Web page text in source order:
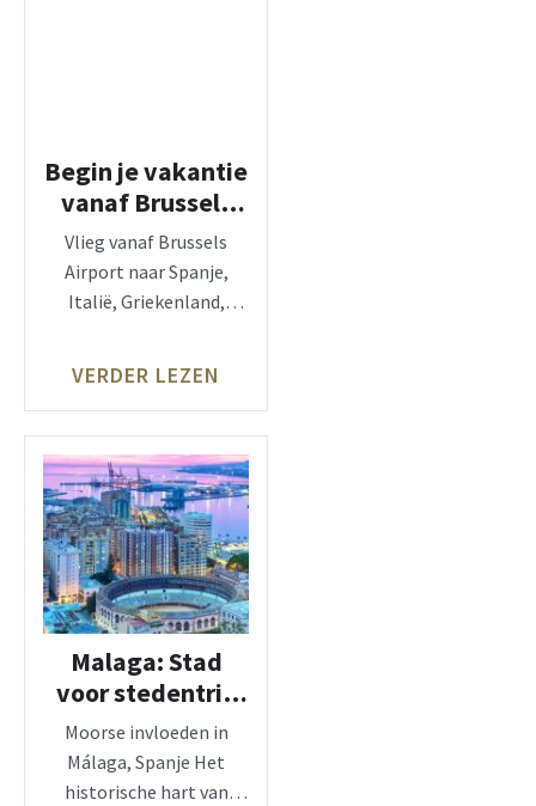
Begin je vakantie
vanaf Brussels
Airport
Vlieg vanaf Brussels
Airport naar Spanje,
Italië, Griekenland,
VERDER LEZEN
Malaga: Stad
voor stedentrip
en
strandvakantie!
Moorse invloeden in
Málaga, Spanje Het
historische hart van